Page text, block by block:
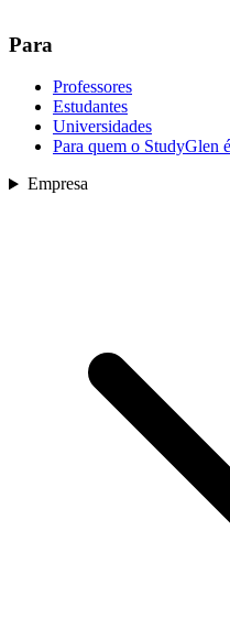
Para
Professores
Estudantes
Universidades
Para quem o StudyGlen é
Empresa